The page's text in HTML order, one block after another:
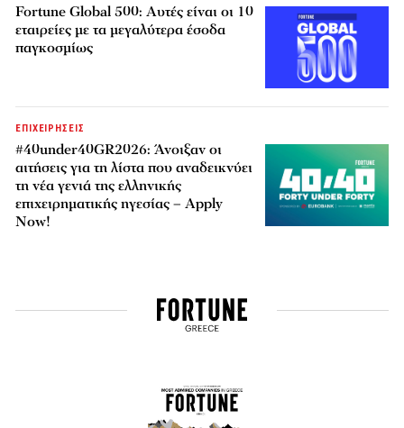
Fortune Global 500: Αυτές είναι οι 10
εταιρείες με τα μεγαλύτερα έσοδα
παγκοσμίως
ΕΠΙΧΕΙΡΗΣΕΙΣ
#40under40GR2026: Άνοιξαν οι
αιτήσεις για τη λίστα που αναδεικνύει
τη νέα γενιά της ελληνικής
επιχειρηματικής ηγεσίας – Apply
Now!